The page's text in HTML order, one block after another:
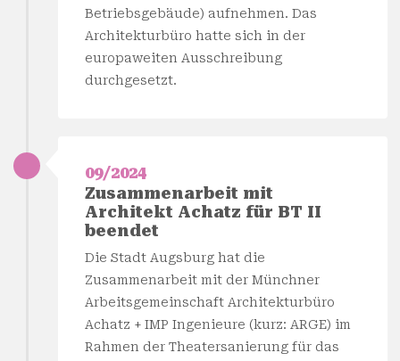
Betriebsgebäude) aufnehmen. Das
Architekturbüro hatte sich in der
europaweiten Ausschreibung
durchgesetzt.
09/2024
Zusammenarbeit mit
Architekt Achatz für BT II
beendet
Die Stadt Augsburg hat die
Zusammenarbeit mit der Münchner
Arbeitsgemeinschaft Architekturbüro
Achatz + IMP Ingenieure (kurz: ARGE) im
Rahmen der Theatersanierung für das